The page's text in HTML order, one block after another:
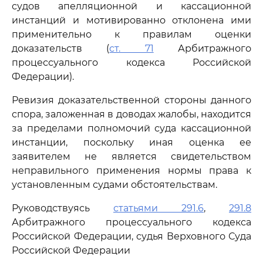
судов апелляционной и кассационной
инстанций и мотивированно отклонена ими
применительно к правилам оценки
доказательств (ст. 71 Арбитражного
процессуального кодекса Российской
Федерации).
Ревизия доказательственной стороны данного
спора, заложенная в доводах жалобы, находится
за пределами полномочий суда кассационной
инстанции, поскольку иная оценка ее
заявителем не является свидетельством
неправильного применения нормы права к
установленным судами обстоятельствам.
Руководствуясь статьями 291.6, 291.8
Арбитражного процессуального кодекса
Российской Федерации, судья Верховного Суда
Российской Федерации